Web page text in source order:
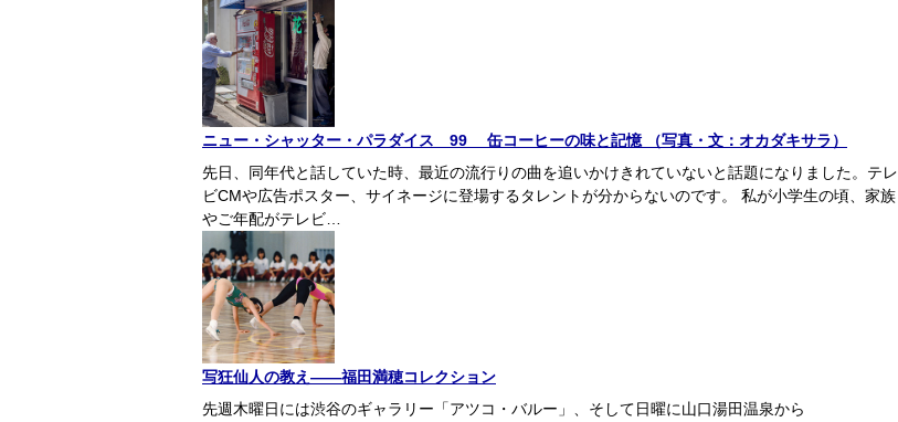
ニュー・シャッター・パラダイス 99 缶コーヒーの味と記憶 （写真・文：オカダキサラ）
先日、同年代と話していた時、最近の流行りの曲を追いかけきれていないと話題になりました。テレ
ビCMや広告ポスター、サイネージに登場するタレントが分からないのです。 私が小学生の頃、家族
やご年配がテレビ…
写狂仙人の教え――福田満穂コレクション
先週木曜日には渋谷のギャラリー「アツコ・バルー」、そして日曜に山口湯田温泉から